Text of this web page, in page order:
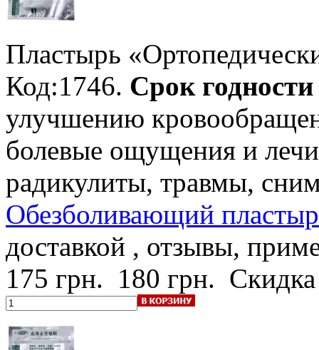
Пластырь
Код:1746. Срок
улучшению
болевые ощущения и
радикулиты, травмы,
Обезболивающий
доставкой , отзывы,
175 грн. 180 грн.